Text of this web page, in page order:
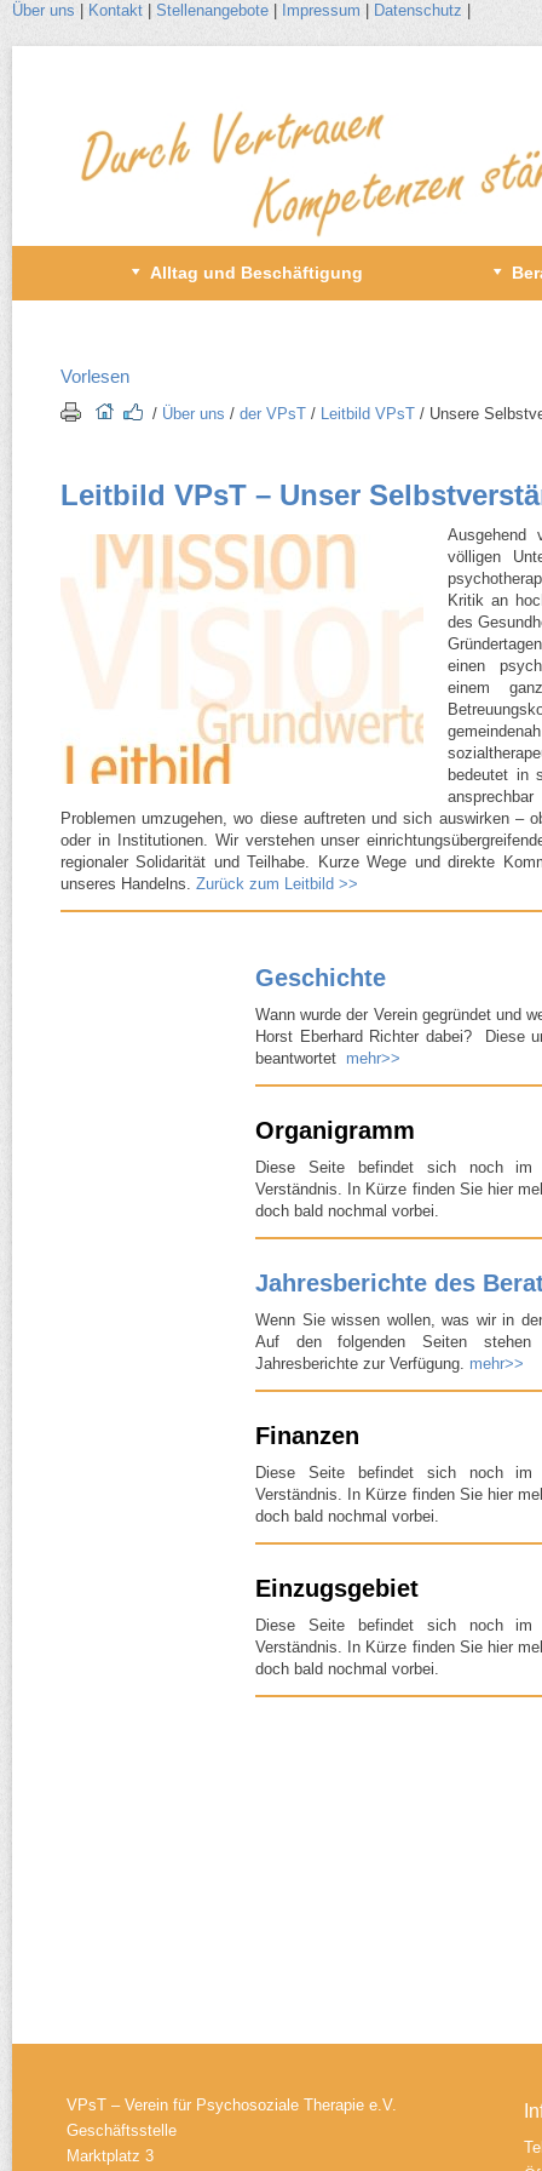
Über uns Kontakt Stellenangebote Impressum Datenschutz
Alltag und Beschäftigung
Vorlesen
/​ Über uns /​ der VPsT /​ Leitbild VPsT /​ Unsere
Leitbild VPsT – Unser
Ausgehend
völligen
Kritik an
des
einen
einem
bedeutet in
Problemen umzugehen, wo diese auftreten und sich auswirken –
oder in Institutionen. Wir verstehen unser
regionaler Solidarität und Teilhabe. Kurze Wege und direkte
unseres Handelns. Zurück zum Leitbild >>
Geschichte
Wann wurde der Verein gegründet und
Horst Eberhard Richter dabei? Diese
beantwortet mehr>>
Organigramm
Diese Seite befindet sich noch
Verständnis. In Kürze finden Sie hier
doch bald nochmal vorbei.
Jahresberichte des
Wenn Sie wissen wollen, was wir in
Auf den folgenden Seiten stehen
Jahresberichte zur Verfügung. mehr>>
Finanzen
Diese Seite befindet sich noch
Verständnis. In Kürze finden Sie hier
doch bald nochmal vorbei.
Einzugsgebiet
Diese Seite befindet sich noch
Verständnis. In Kürze finden Sie hier
doch bald nochmal vorbei.
VPsT – Verein für Psychosoziale Therapie e.V.
Geschäftsstelle
Marktplatz 3